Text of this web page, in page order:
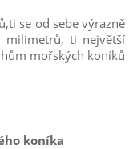
se od sebe výrazně
milimetrů, ti největší
mořských koníků
koníka